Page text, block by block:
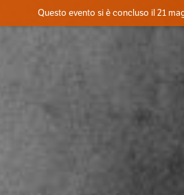
Dove
Questo evento si è concluso il 21